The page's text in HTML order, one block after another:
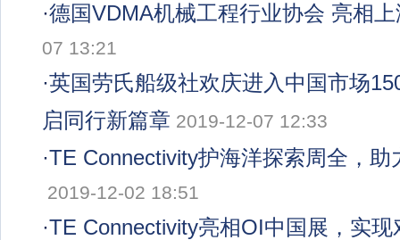
·德国VDMA机械工程行业协会 亮相
07 13:21
·英国劳氏船级社欢庆进入中国市场
启同行新篇章 2019-12-07 12:33
·TE Connectivity护海洋探索周全，助
2019-12-02 18:51
·TE Connectivity亮相OI中国展，实